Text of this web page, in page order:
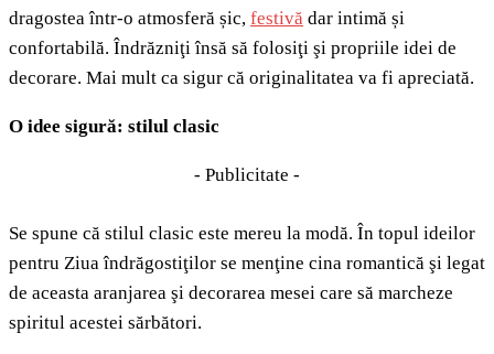
dragostea într-o atmosferă șic, festivă dar intimă și
confortabilă. Îndrăzniţi însă să folosiţi şi propriile idei de
decorare. Mai mult ca sigur că originalitatea va fi apreciată.
O idee sigură: stilul clasic
- Publicitate -
Se spune că stilul clasic este mereu la modă. În topul ideilor
pentru Ziua îndrăgostiţilor se menţine cina romantică şi legat
de aceasta aranjarea şi decorarea mesei care să marcheze
spiritul acestei sărbători.